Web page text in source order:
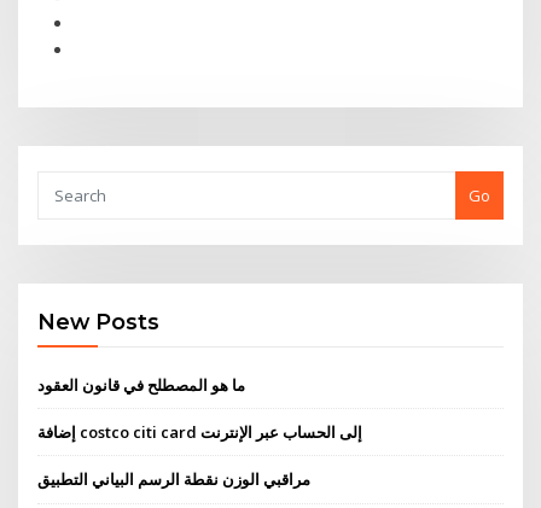
Go
New Posts
ما هو المصطلح في قانون العقود
إضافة costco citi card إلى الحساب عبر الإنترنت
مراقبي الوزن نقطة الرسم البياني التطبيق